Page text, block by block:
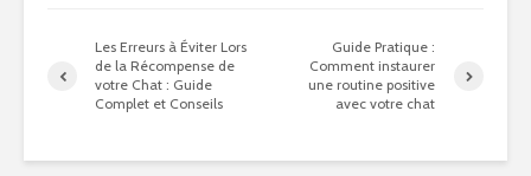
Les Erreurs à Éviter Lors
de la Récompense de
votre Chat : Guide
Complet et Conseils
Guide Pratique :
Comment instaurer
une routine positive
avec votre chat